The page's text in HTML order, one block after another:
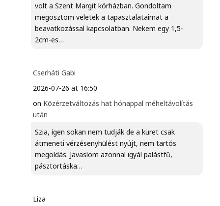
volt a Szent Margit kórházban. Gondoltam
megosztom veletek a tapasztalataimat a
beavatkozással kapcsolatban. Nekem egy 1,5-
2cm-es…
Cserháti Gabi
2026-07-26 at 16:50
on Közérzetváltozás hat hónappal méheltávolítás
után
Szia, igen sokan nem tudják de a küret csak
átmeneti vérzésenyhülést nyújt, nem tartós
megoldás. Javaslom azonnal igyál palástfű,
pásztortáska…
Liza